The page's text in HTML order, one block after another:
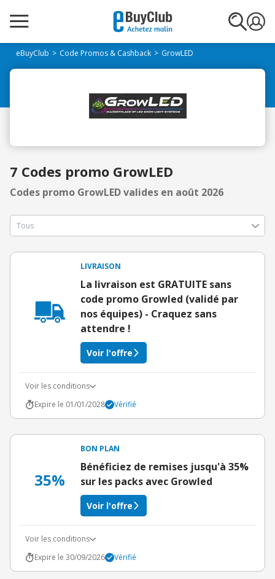
eBuyClub Code Promos & Cashback GrowLED
7 Codes promo GrowLED
Codes promo GrowLED valides en août 2026
LIVRAISON
La livraison est GRATUITE sans
code promo Growled (validé par
nos équipes) - Craquez sans
attendre !
Voir l'offre
Voir les conditions
Expire le 01/01/2028
Vérifié
35%
BON PLAN
Bénéficiez de remises jusqu'à 35%
sur les packs avec Growled
Voir l'offre
Voir les conditions
Expire le 30/09/2026
Vérifié